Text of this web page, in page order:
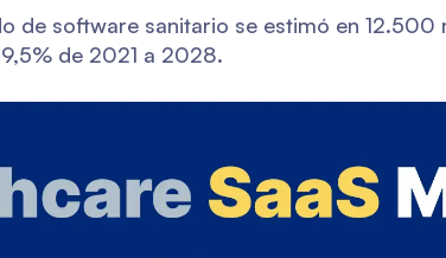
de software sanitario se estimó en 12.500
de 2021 a 2028.